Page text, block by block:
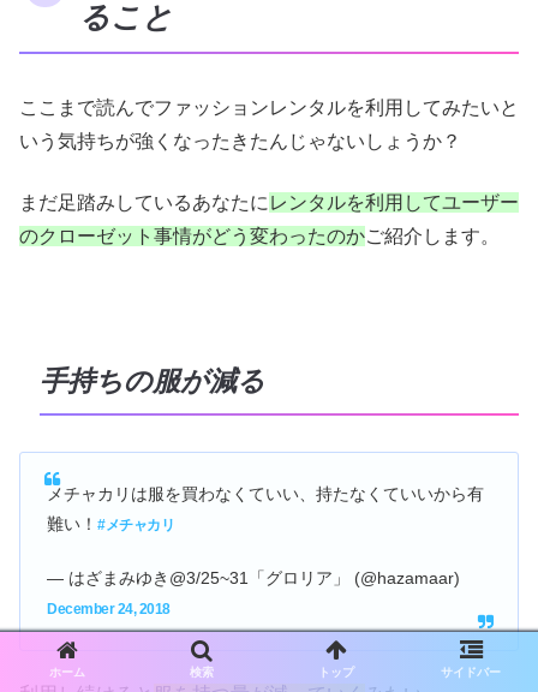
ること
ここまで読んでファッションレンタルを利用してみたいと
いう気持ちが強くなったきたんじゃないしょうか？
まだ足踏みしているあなたに レンタルを利用してユーザー
のクローゼット事情がどう変わったのかご紹介します。
手持ちの服が減る
メチャカリは服を買わなくていい、持たなくていいから有
難い！ #メチャカリ
— はざまみゆき@3/25~31「グロリア」 (@hazamaar)
December 24, 2018
ホーム 検索 トップ サイドバー